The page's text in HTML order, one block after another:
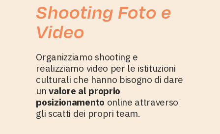
Shooting Foto e
Video
Organizziamo shooting e
realizziamo video per le istituzioni
culturali che hanno bisogno di dare
unvalore al proprio
posizionamento online attraverso
gli scatti dei propri team.